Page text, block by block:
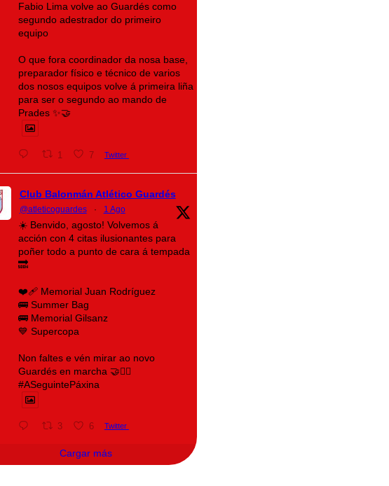
Fabio Lima volve ao Guardés como
segundo adestrador do primeiro
equipo
O que fora coordinador da nosa base,
preparador físico e técnico de varios
dos nosos equipos volve á primeira liña
para ser o segundo ao mando de
Prades ✨🤝
1 7 Twitter
Club Balonmán Atlético Guardés
@atleticoguardes · 1 Ago
☀️ Benvido, agosto! Volvemos á
acción con 4 citas ilusionantes para
poñer todo a punto de cara á tempada
🔜
❤️‍🩹 Memorial Juan Rodríguez
🚌 Summer Bag
🚌 Memorial Gilsanz
💙 Supercopa
Non faltes e vén mirar ao novo
Guardés en marcha 🤝❤️‍🔥
#ASeguintePáxina
3 6 Twitter
Cargar más